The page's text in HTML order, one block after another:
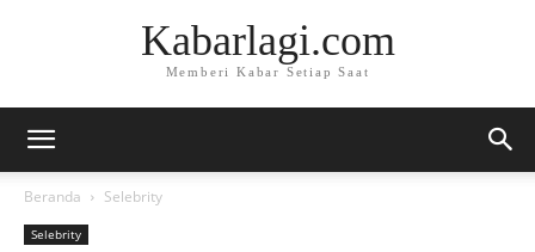
Kabarlagi.com
Memberi Kabar Setiap Saat
Beranda Selebrity
Selebrity